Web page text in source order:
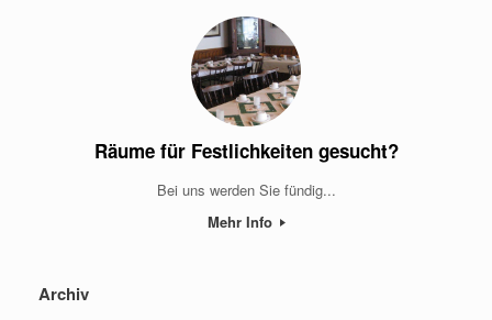
Räume für Festlichkeiten gesucht?
Bei uns werden Sie fündig...
Mehr Info
Archiv